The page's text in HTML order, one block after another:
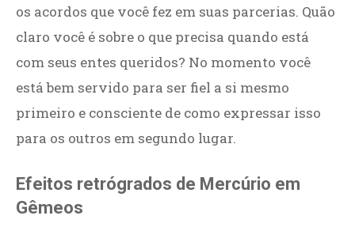
os acordos que você fez em suas parcerias. Quão
claro você é sobre o que precisa quando está
com seus entes queridos? No momento você
está bem servido para ser fiel a si mesmo
primeiro e consciente de como expressar isso
para os outros em segundo lugar.
Efeitos retrógrados de Mercúrio em
Gêmeos